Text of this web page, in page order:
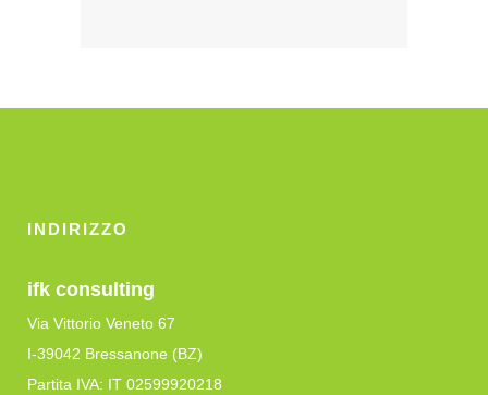
INDIRIZZO
ifk consulting
Via Vittorio Veneto 67
I-39042 Bressanone (BZ)
Partita IVA: IT 02599920218